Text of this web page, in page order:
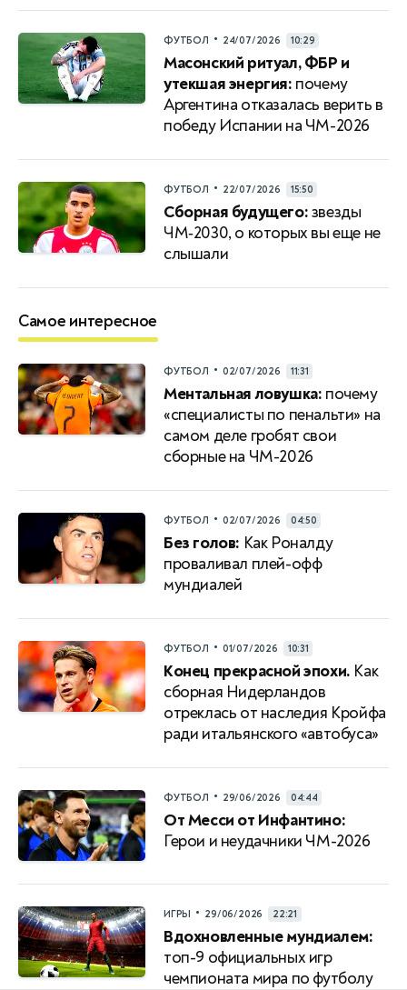
ФУТБОЛ • 24/07/2026 10:29
Масонский ритуал, ФБР и
утекшая энергия: почему
Аргентина отказалась верить в
победу Испании на ЧМ-2026
ФУТБОЛ • 22/07/2026 15:50
Сборная будущего:звезды
ЧМ‑2030, о которых вы еще не
слышали
Самое интересное
ФУТБОЛ • 02/07/2026 11:31
Ментальная ловушка: почему
«специалисты по пенальти» на
самом деле гробят свои
сборные на ЧМ-2026
ФУТБОЛ • 02/07/2026 04:50
Без голов: Как Роналду
проваливал плей-офф
мундиалей
ФУТБОЛ • 01/07/2026 10:31
Конец прекрасной эпохи. Как
сборная Нидерландов
отреклась от наследия Кройфа
ради итальянского «автобуса»
ФУТБОЛ • 29/06/2026 04:44
От Месси от Инфантино:
Герои и неудачники ЧМ-2026
ИГРЫ • 29/06/2026 22:21
Вдохновленные мундиалем:
топ-9 официальных игр
чемпионата мира по футболу